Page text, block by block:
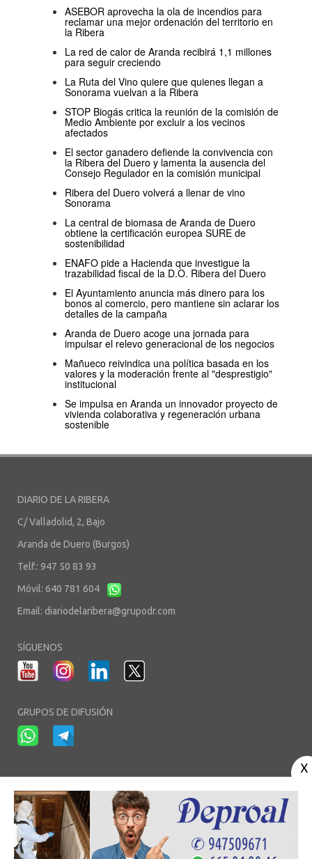
ASEBOR aprovecha la ola de incendios para
reclamar una mejor ordenación del territorio en
la Ribera
La red de calor de Aranda recibirá 1,1 millones
para seguir creciendo
La Ruta del Vino quiere que quienes llegan a
Sonorama vuelvan a la Ribera
STOP Biogás critica la reunión de la comisión de
Medio Ambiente por excluir a los vecinos
afectados
El sector ganadero defiende la convivencia con
la Ribera del Duero y lamenta la ausencia del
Consejo Regulador en la comisión municipal
Ribera del Duero volverá a llenar de vino
Sonorama
La central de biomasa de Aranda de Duero
obtiene la certificación europea SURE de
sostenibilidad
ENAFO pide a Hacienda que investigue la
trazabilidad fiscal de la D.O. Ribera del Duero
El Ayuntamiento anuncia más dinero para los
bonos al comercio, pero mantiene sin aclarar los
detalles de la campaña
Aranda de Duero acoge una jornada para
impulsar el relevo generacional de los negocios
Mañueco reivindica una política basada en los
valores y la moderación frente al "desprestigio"
institucional
Se impulsa en Aranda un innovador proyecto de
vivienda colaborativa y regeneración urbana
sostenible
DIARIO DE LA RIBERA
C/ Valladolid, 2, Bajo
Aranda de Duero (Burgos)
Telf.: 947 50 83 93
Móvil: 640 781 604
Email: diariodelaribera@grupodr.com
SÍGUENOS
GRUPOS DE DIFUSIÓN
Aviso Legal-Política de Privacidad- Política de Cookies-Área privada